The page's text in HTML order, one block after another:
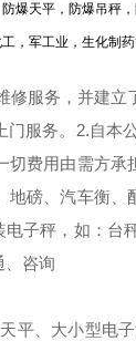
爆天平，防爆吊秤
，军工业，生化制药
服务，并建
服务。2.自本
费用由需方
磅、汽车衡、
子秤，如：台
、咨询
平、大小型电